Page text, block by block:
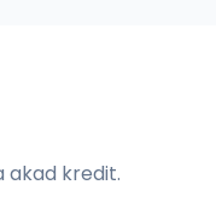
akad kredit.